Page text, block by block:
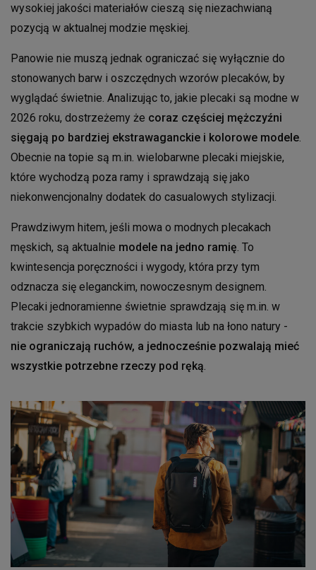
wysokiej jakości materiałów cieszą się niezachwianą
pozycją w aktualnej modzie męskiej.
Panowie nie muszą jednak ograniczać się wyłącznie do
stonowanych barw i oszczędnych wzorów plecaków, by
wyglądać świetnie. Analizując to, jakie plecaki są modne w
2026 roku, dostrzeżemy że coraz częściej mężczyźni
sięgają po bardziej ekstrawaganckie i kolorowe modele
Obecnie na topie są m.in. wielobarwne plecaki miejskie,
które wychodzą poza ramy i sprawdzają się jako
niekonwencjonalny dodatek do casualowych stylizacji.
Prawdziwym hitem, jeśli mowa o modnych plecakach
męskich, są aktualnie modele na jedno ramię . To
kwintesencja poręczności i wygody, która przy tym
odznacza się eleganckim, nowoczesnym designem.
Plecaki jednoramienne świetnie sprawdzają się m.in. w
trakcie szybkich wypadów do miasta lub na łono natury -
nie ograniczają ruchów, a jednocześnie pozwalają mieć
wszystkie potrzebne rzeczy pod ręką